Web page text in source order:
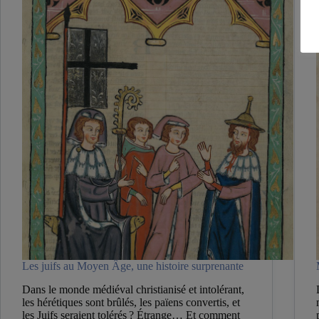
Les juifs au Moyen Âge, une histoire surprenante
Dans le monde médiéval christianisé et intolérant,
les hérétiques sont brûlés, les païens convertis, et
les Juifs seraient tolérés ? Étrange… Et comment